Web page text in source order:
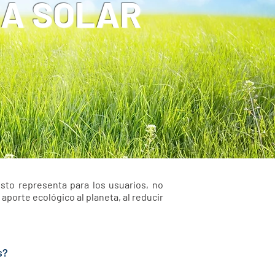
SOLAR
representa para los usuarios, no
ecológico al planeta, al reducir